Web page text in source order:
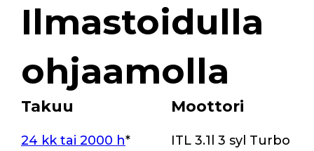
Ilmastoidulla
ohjaamolla
Takuu
24 kk tai 2000 h*
Moottori
ITL 3.1l 3 syl Turbo